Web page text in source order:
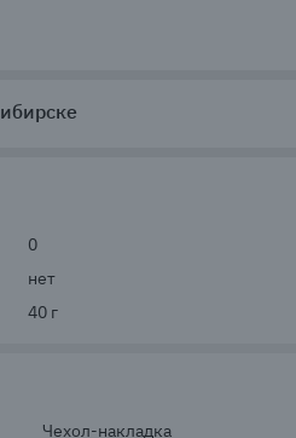
0
нет
40 г
Чехол-накладка